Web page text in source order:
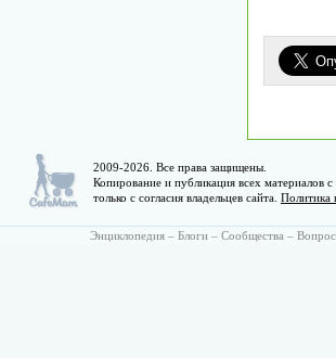
2009-2026. Все права защищены.
Копирование и публикация всех материалов с
только с согласия владельцев сайта. Политика
Энциклопедия – Блоги – Сообщества –